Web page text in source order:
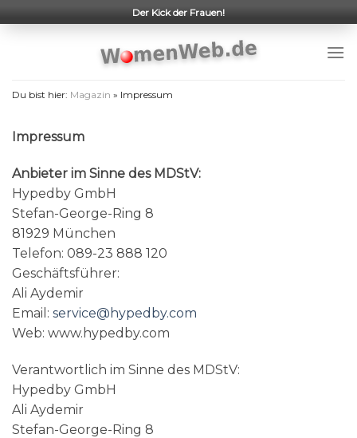
to
Der Kick der Frauen!
Du bist hier: Magazin » Impressum
Impressum
Anbieter im Sinne des MDStV:
Hypedby GmbH
Stefan-George-Ring 8
81929 München
Telefon: 089-23 888 120
Geschäftsführer:
Ali Aydemir
Email: service@hypedby.com
Web: www.hypedby.com
Verantwortlich im Sinne des MDStV:
Hypedby GmbH
Ali Aydemir
Stefan-George-Ring 8